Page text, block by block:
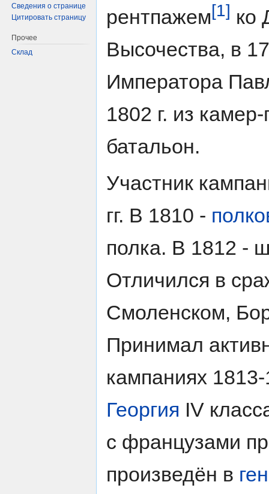
рентпажем[1] ко
Высочества, в
Императора
1802 г. из
батальон.
Участник
гг. В 1810 -
полка. В 1812 -
Отличился в
Смоленском,
Принимал
кампаниях
Георгия IV
с французами
произведён в
Сведения о странице
Цитировать страницу
Прочее
Склад